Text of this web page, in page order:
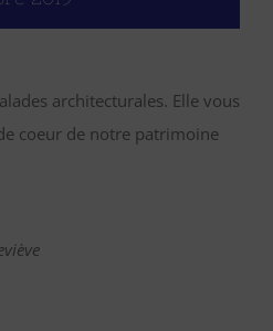
architecturales. Elle vous
coeur de notre patrimoine